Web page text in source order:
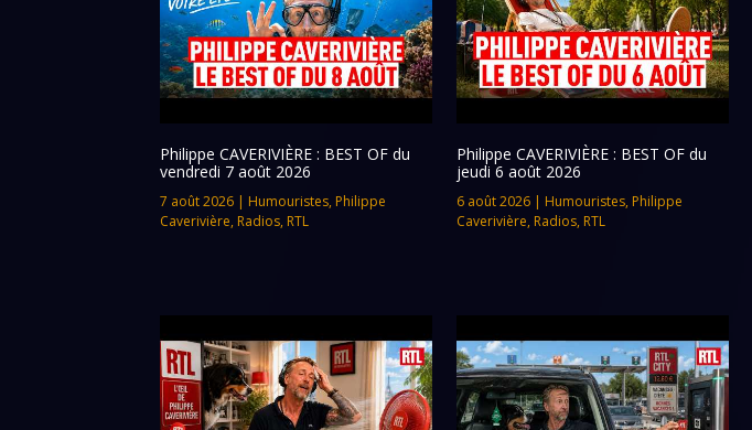
Philippe CAVERIVIÈRE : BEST OF du
vendredi 7 août 2026
7 août 2026 | Humouristes, Philippe
Caverivière, Radios, RTL
Philippe CAVERIVIÈRE : BEST OF du
jeudi 6 août 2026
6 août 2026| Humouristes, Philippe
Caverivière, Radios, RTL